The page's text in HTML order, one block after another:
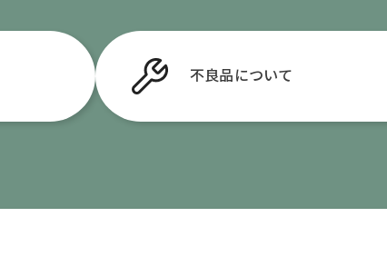
不良品 について